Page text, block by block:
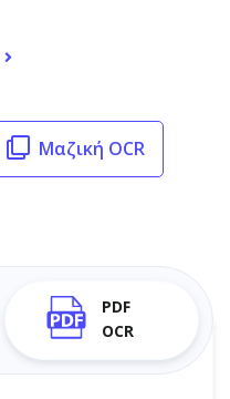
Μαζική OCR
PDF
OCR